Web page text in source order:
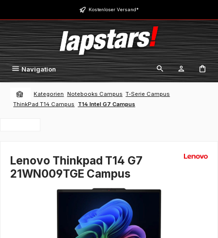
Zum Hauptinhalt springen Kostenloser Versand*
Navigation
Kategorien Notebooks Campus T-Serie Campus
ThinkPad T14 Campus
T14 Intel G7 Campus
Lenovo Thinkpad T14 G7
21WN009TGE Campus
Bildergalerie überspringen